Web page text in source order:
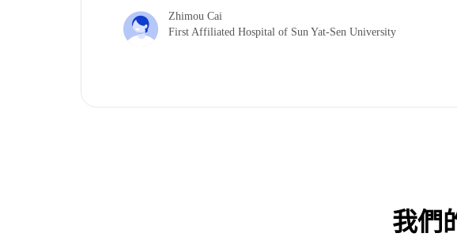
Zhimou Cai
First Affiliated Hospital of Sun Yat-Sen University
我們